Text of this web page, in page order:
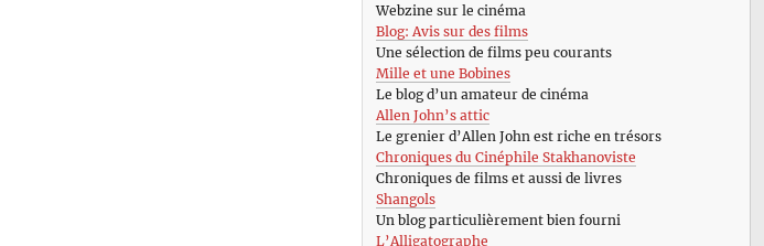
Webzine sur le cinéma
Blog: Avis sur des films
Une sélection de films peu courants
Mille et une Bobines
Le blog d’un amateur de cinéma
Allen John’s attic
Le grenier d’Allen John est riche en trésors
Chroniques du Cinéphile Stakhanoviste
Chroniques de films et aussi de livres
Shangols
Un blog particulièrement bien fourni
L’Alligatographe